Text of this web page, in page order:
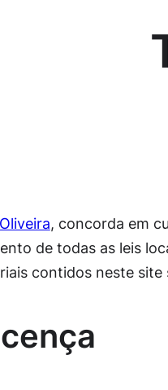
, concorda em
de todas as leis
contidos neste